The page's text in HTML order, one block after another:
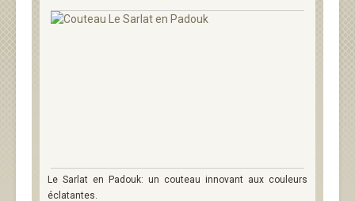
Le Sarlat en Padouk: un couteau innovant aux couleurs
éclatantes.